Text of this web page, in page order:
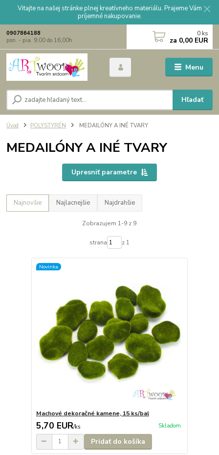
Vitajte na našej stránke plnej kreatívneho materiálu. Prajeme Vám
príjemné nakupovanie.
Menu
Hľadať
0907864188
pon. - pia. 9,00 do 16,00h
0 ks
za 0,00 EUR
Úvod POLYSTYRÉN MEDAILÓNY A INÉ TVARY
MEDAILÓNY A INÉ TVARY
Upresniť parametre
Najnovšie Najlacnejšie Najdrahšie
Zobrazujem 1-9 z 9
strana z 1
Novinka
Machové dekoračné kamene, 15 ks/bal
5,70 EUR/ks Skladom
Pridať do košíka